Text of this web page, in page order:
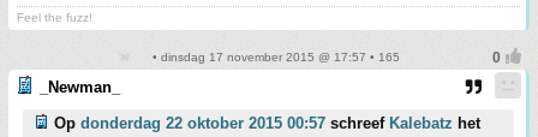
Feel the fuzz!
• dinsdag 17 november 2015 @ 17:57 • 165
_Newman_
Op donderdag 22 oktober 2015 00:57 schreef Kalebatz het